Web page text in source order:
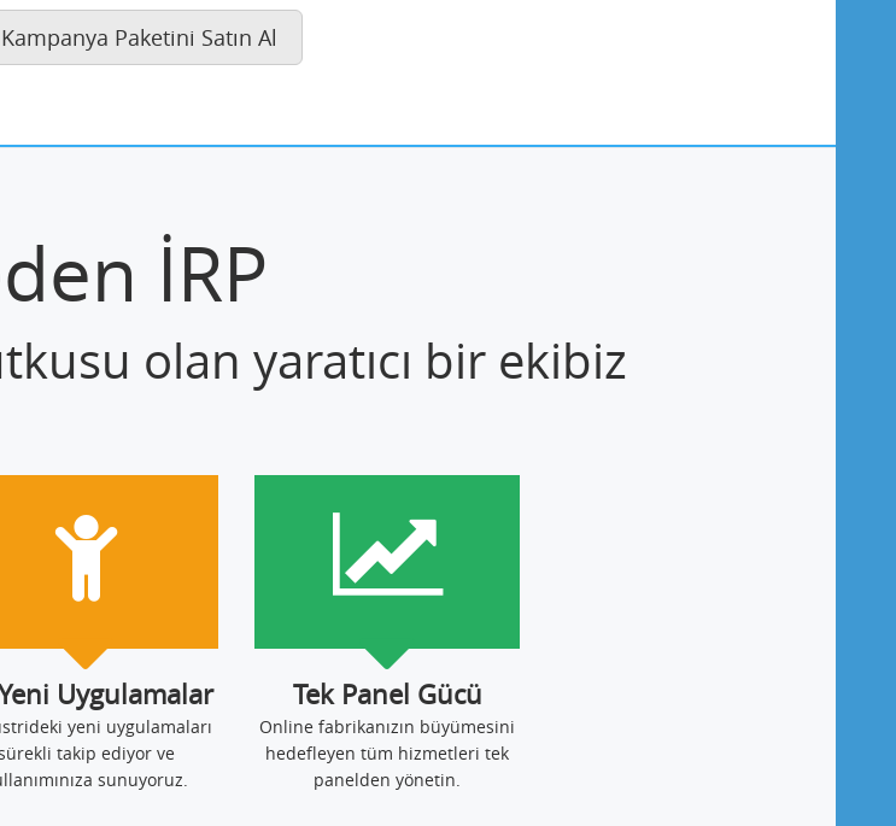
Paketini Satın Al
İRP
olan yaratıcı bir ekibiz
Uygulamalar
yeni uygulamaları
takip ediyor ve
sunuyoruz.
Tek Panel Gücü
Online fabrikanızın büyümesini
hedefleyen tüm hizmetleri tek
panelden yönetin.